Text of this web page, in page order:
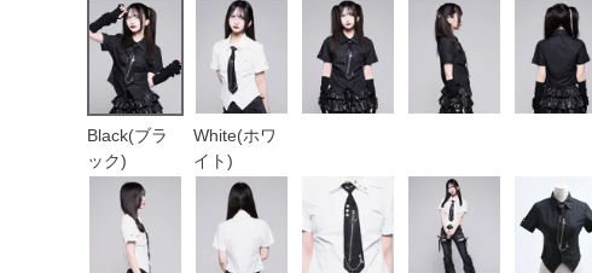
Black(ブラ
ック)
White(ホワ
イト)